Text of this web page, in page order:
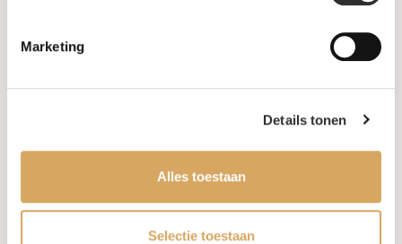
Marketing
Details tonen
Alles toestaan
Selectie toestaan
Leveringsvoorwaarden